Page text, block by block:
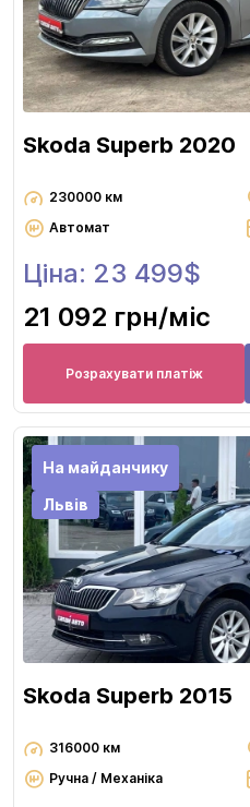
Skoda Superb 2020
230000 км
Автомат
Ціна: 23 499$
21 092 грн/міс
Розрахувати платіж
На майданчику
Львів
Skoda Superb 2015
316000 км
Ручна / Механіка